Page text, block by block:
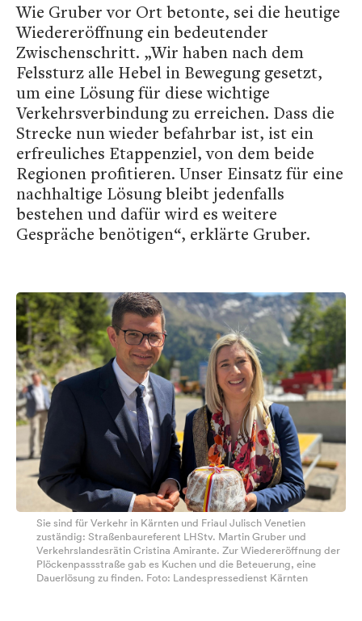
Wie Gruber vor Ort betonte, sei die heutige
Wiedereröffnung ein bedeutender
Zwischenschritt. „Wir haben nach dem
Felssturz alle Hebel in Bewegung gesetzt,
um eine Lösung für diese wichtige
Verkehrsverbindung zu erreichen. Dass die
Strecke nun wieder befahrbar ist, ist ein
erfreuliches Etappenziel, von dem beide
Regionen profitieren. Unser Einsatz für eine
nachhaltige Lösung bleibt jedenfalls
bestehen und dafür wird es weitere
Gespräche benötigen“, erklärte Gruber.
Sie sind für Verkehr in Kärnten und Friaul Julisch Venetien
zuständig: Straßenbaureferent LHStv. Martin Gruber und
Verkehrslandesrätin Cristina Amirante. Zur Wiedereröffnung der
Plöckenpassstraße gab es Kuchen und die Beteuerung, eine
Dauerlösung zu finden. Foto: Landespressedienst Kärnten